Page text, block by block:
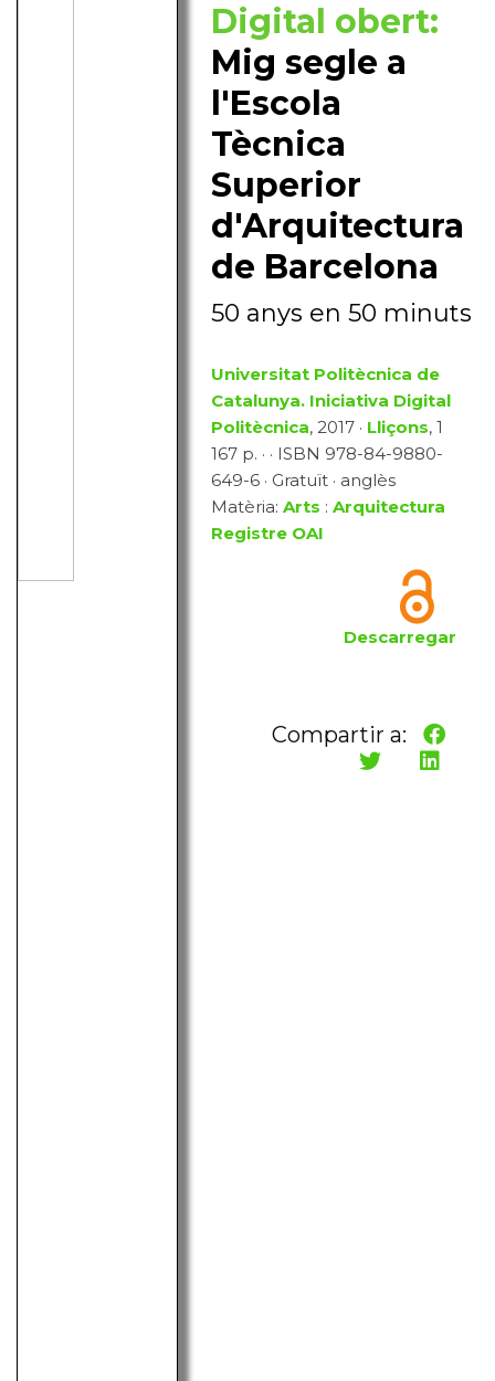
Digital obert:
Mig segle a
l'Escola
Tècnica
Superior
d'Arquitectura
de Barcelona
50 anys en 50 minuts
Universitat Politècnica de
Catalunya. Iniciativa Digital
Politècnica, 2017 · Lliçons, 1
167 p. · · ISBN 978-84-9880-
649-6 · Gratuït · anglès
Matèria:Arts :Arquitectura
Registre OAI
Descarregar
Compartir a: